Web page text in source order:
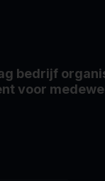
bedrijf
voor